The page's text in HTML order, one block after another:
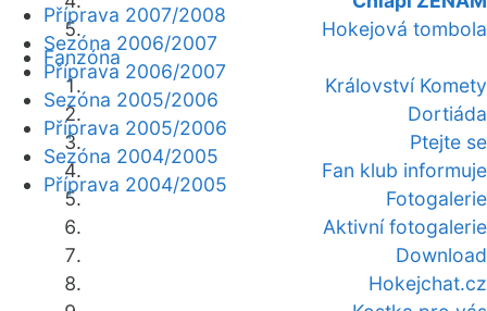
Hokejová tombola
Fanzóna
Království Komety
Dortiáda
Ptejte se
Fan klub informuje
Fotogalerie
Aktivní fotogalerie
Download
Hokejchat.cz
Příprava 2007/2008
Sezóna 2006/2007
Příprava 2006/2007
Sezóna 2005/2006
Příprava 2005/2006
Sezóna 2004/2005
Příprava 2004/2005